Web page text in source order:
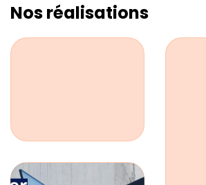
Nos réalisations